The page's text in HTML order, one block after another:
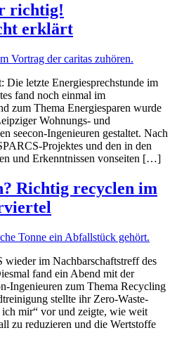
richtig!
erklärt
Die letzte Energiesprechstunde im
fand noch einmal im
zum Thema Energiesparen wurde
Wohnungs- und
seecon-Ingenieuren gestaltet. Nach
Projektes und den in den
und Erkenntnissen vonseiten […]
Richtig recyclen im
im Nachbarschaftstreff des
fand ein Abend mit der
Ingenieuren zum Thema Recycling
stellte ihr Zero-Waste-
mir“ vor und zeigte, wie weit
zu reduzieren und die Wertstoffe